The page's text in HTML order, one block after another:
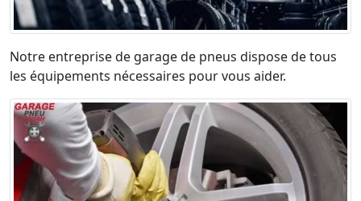
Notre entreprise de garage de pneus dispose de tous
les équipements nécessaires pour vous aider.